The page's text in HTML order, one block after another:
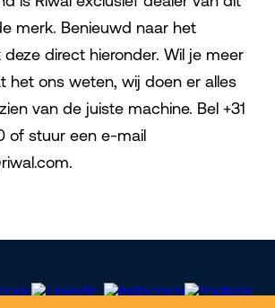
merk. Benieuwd naar het
direct hieronder. Wil je meer
het ons weten, wij doen er alles
van de juiste machine. Bel +31
of stuur een e-mail